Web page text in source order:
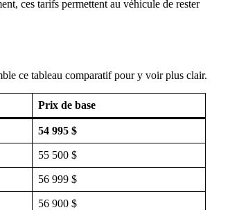
ces tarifs permettent au véhicule de rester
ce tableau comparatif pour y voir plus clair.
Prix de base
54 995 $
55 500 $
56 999 $
56 900 $